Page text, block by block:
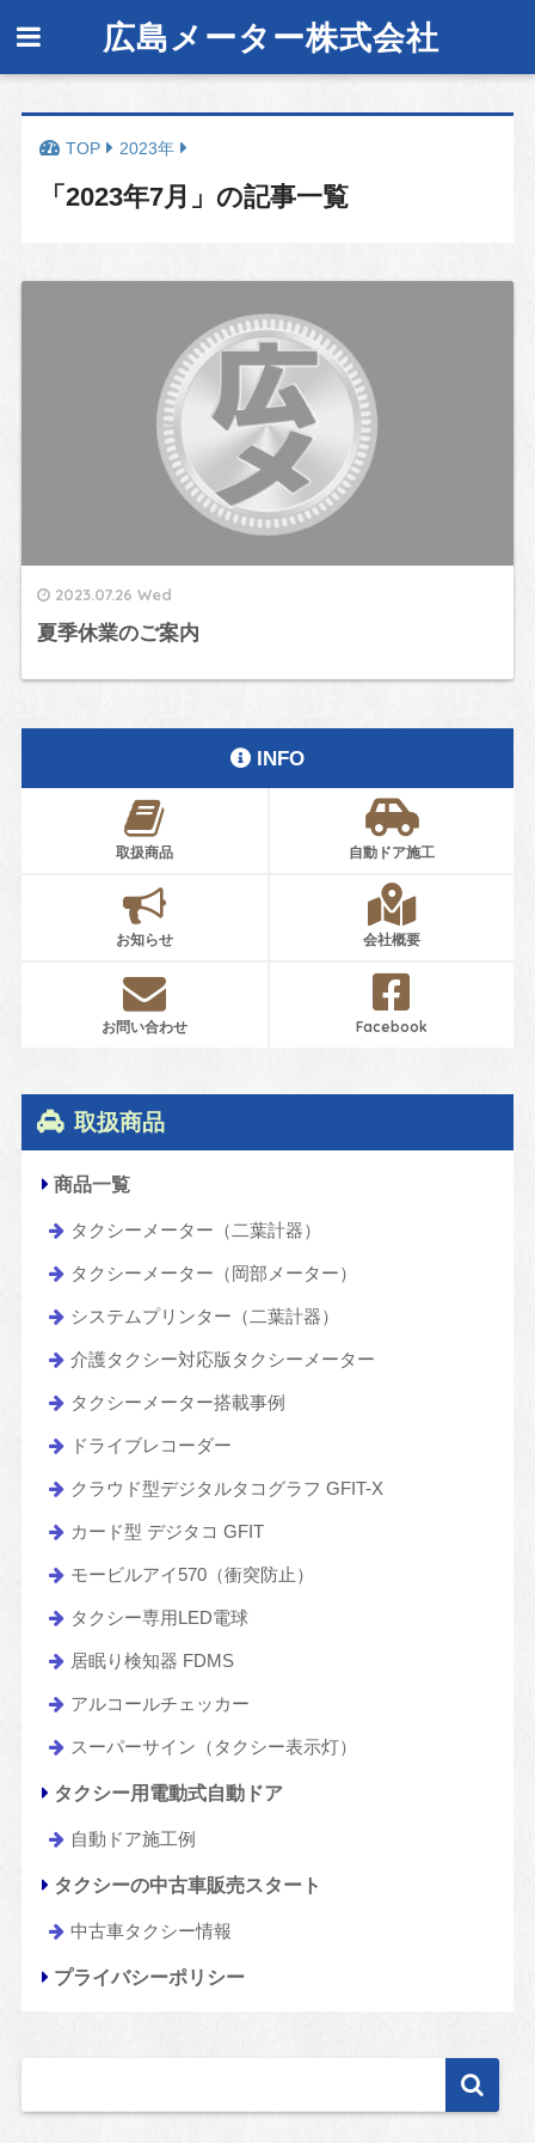
広島メーター株式会社
2023年
「2023年7月」の記事一覧
2023.07.26 Wed
夏季休業のご案内
INFO
取扱商品 自動ドア施工
お知らせ 会社概要
お問い合わせ Facebook
取扱商品
商品一覧
タクシーメーター（二葉計器）
タクシーメーター（岡部メーター）
システムプリンター（二葉計器）
介護タクシー対応版タクシーメーター
タクシーメーター搭載事例
ドライブレコーダー
クラウド型デジタルタコグラフ GFIT-X
カード型 デジタコ GFIT
モービルアイ570（衝突防止）
タクシー専用LED電球
居眠り検知器 FDMS
アルコールチェッカー
スーパーサイン（タクシー表示灯）
タクシー用電動式自動ドア
自動ドア施工例
タクシーの中古車販売スタート
中古車タクシー情報
プライバシーポリシー